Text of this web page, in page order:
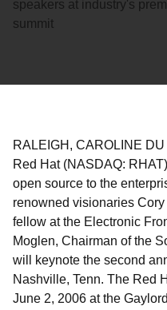
speakers at industry's
summit
RALEIGH, CAROLINE
Red Hat (NASDAQ:
open source to the
renowned visionaries
fellow at the Electronic
Moglen, Chairman of the
will keynote the second
Nashville, Tenn. The Red
June 2, 2006 at the